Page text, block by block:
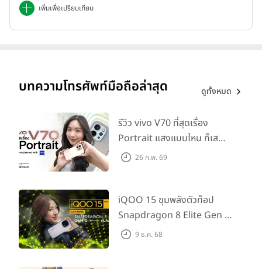
ด้านหลังตัวเครื่อง ฐานโมดูลกล้องถ่ายรูปถูกออกแบบมาให้เป็นทรง
สี่เหลี่ยมจัตุรัสพร้อมเซ็นเซอร์กล้องถ่ายรูปทั้งหมด 4 ตัว ประกอบด้วย
กล้องหลักความละเอียด 64MP, กล้องมุมกว้างความละเอียด 5MP,
กล้อง Depth ความละเอียด 2MP และกล้องมาโครความละเอียด 2MP
เพิ่มเพื่อเปรียบเทียบ
บทความโทรศัพท์มือถือล่าสุด ดูทั้งหมด
รีวิว vivo V70 ที่สุดเรื่อง
Portrait แสงแบบไหน ก็เส
กช็อตให้สวยได้!
26 ก.พ. 69
iQOO 15 ขุมพลังตัวท็อป
Snapdragon 8 Elite Gen 5
เล่นลื่นทุกเกม!
9 ธ.ค. 68